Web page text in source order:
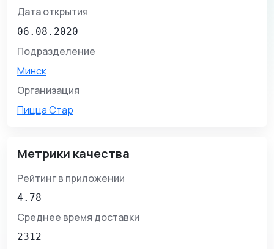
Дата открытия
06.08.2020
Подразделение
Минск
Организация
Пицца Стар
Метрики качества
Рейтинг в приложении
4.78
Среднее время доставки
2312